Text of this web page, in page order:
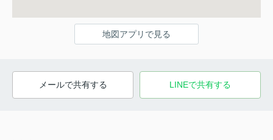
地図アプリで見る
メールで共有する LINEで共有する